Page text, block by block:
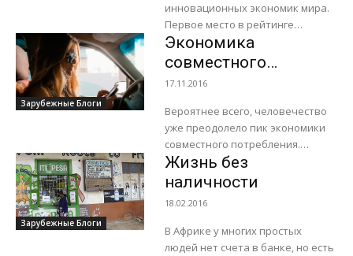
инновационных экономик мира.
Первое место в рейтинге
досталось Южной Корее. Швеция
поднялась на второе место.
В десятку вошли Швейцария,
Финляндия, Сингапур,...
Зарубежные Блоги
Экономика
совместного
потребления
пошла на спад
17.11.2016
Вероятнее всего, человечество
уже преодолело пик экономики
совместного потребления.
Среднемесячный заработок на
Uber-подобных платформах
года и теперь идет на...
Зарубежные Блоги
Жизнь без
наличности
18.02.2016
В Африке у многих простых
людей нет счета в банке, но есть